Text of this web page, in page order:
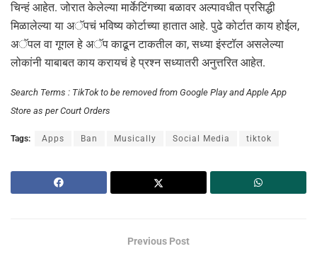
चिन्हं आहेत. जोरात केलेल्या मार्केटिंगच्या बळावर अल्पावधीत प्रसिद्धी
मिळालेल्या या अॅपचं भविष्य कोर्टाच्या हातात आहे. पुढे कोर्टात काय होईल,
अॅपल वा गूगल हे अॅप काढून टाकतील का, सध्या इंस्टॉल असलेल्या
लोकांनी याबाबत काय करायचं हे प्रश्न सध्यातरी अनुत्तरित आहेत.
Search Terms : TikTok to be removed from Google Play and Apple App
Store as per Court Orders
Tags: Apps Ban Musically Social Media tiktok
Previous Post